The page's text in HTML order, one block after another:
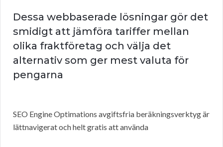
Dessa webbaserade lösningar gör det
smidigt att jämföra tariffer mellan
olika fraktföretag och välja det
alternativ som ger mest valuta för
pengarna
SEO Engine Optimations avgiftsfria beräkningsverktyg är
lättnavigerat och helt gratis att använda